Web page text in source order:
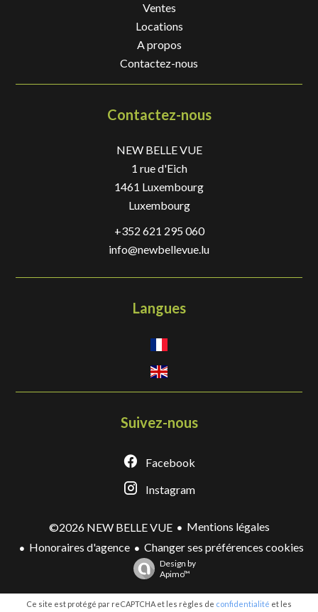
Ventes
Locations
A propos
Contactez-nous
Contactez-nous
NEW BELLE VUE
1 rue d'Eich
1461 Luxembourg
Luxembourg
+352 621 295 060
info@newbellevue.lu
Langues
Suivez-nous
Facebook
Instagram
©2026 NEW BELLE VUE
Mentions légales
Honoraires d'agence
Changer ses préférences cookies
Design by
Apimo™
Ce site est protégé par reCAPTCHA et les règles de confidentialité et les